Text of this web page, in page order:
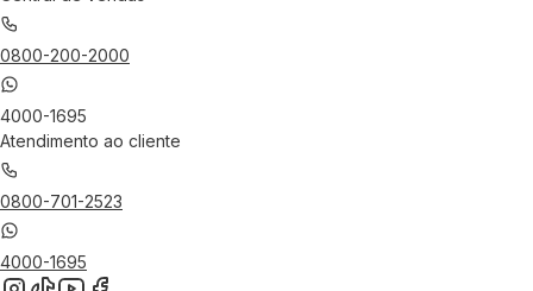
0800-200-2000
4000-1695
Atendimento ao cliente
0800-701-2523
4000-1695